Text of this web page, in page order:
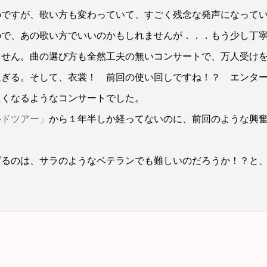
すが、歌い方も変わっていて、すごく残念な発声になって
、あの歌い方でいいのかもしれませんが．．．もう少し丁
ん。曲の選び方も全然工夫の無いコンサートで、万人受け
る。そして、衣裳！ 前回の使い回しですね！？ エンタ
るようなコンサートでした。
ツアー」 から１年半しか経ってないのに、前回のような興
のは、サラのようなベテランでも難しいのだろうか！？と